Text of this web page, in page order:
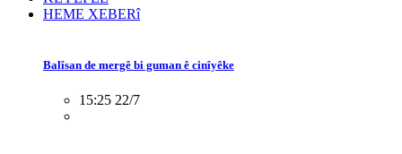
HEME XEBERî
Balîsan de mergê bi guman ê cinîyêke
15:25 22/7